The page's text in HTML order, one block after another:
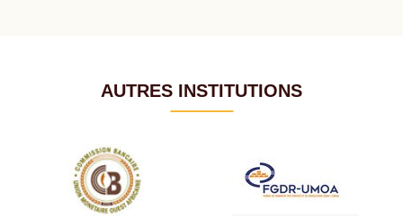
AUTRES INSTITUTIONS